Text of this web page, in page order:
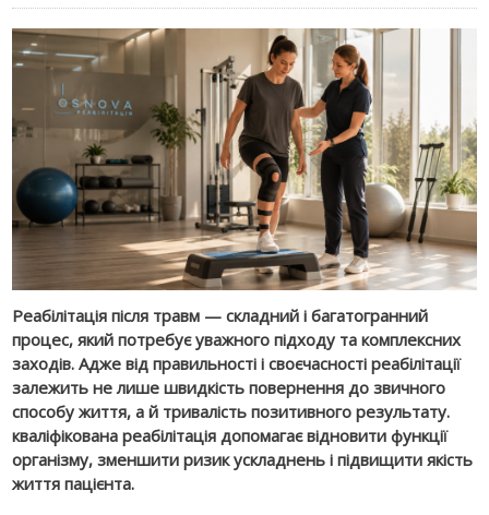
Реабілітація після травм — складний і багатогранний
процес, який потребує уважного підходу та комплексних
заходів. Адже від правильності і своєчасності реабілітації
залежить не лише швидкість повернення до звичного
способу життя, а й тривалість позитивного результату.
кваліфікована реабілітація допомагає відновити функції
організму, зменшити ризик ускладнень і підвищити якість
життя пацієнта.